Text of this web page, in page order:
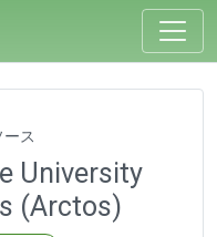
ース
University
(Arctos)